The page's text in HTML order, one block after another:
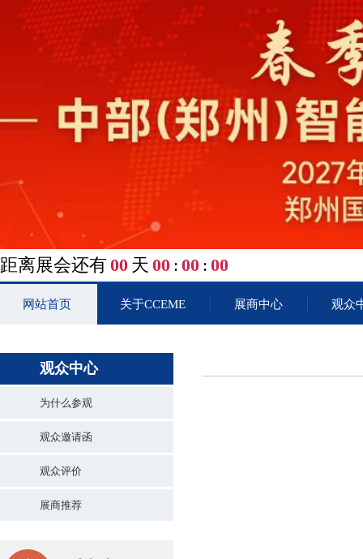
距离展会还有 00 天 00 : 00 : 00
网站首页 关于CCEME 展商中心 观众
观众中心
为什么参观
观众邀请函
观众评价
展商推荐